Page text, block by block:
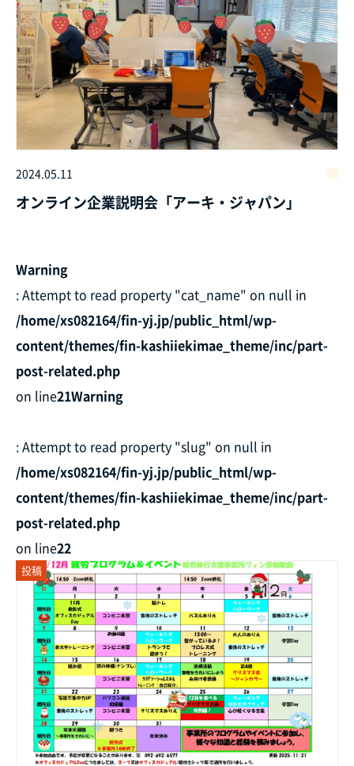
2024.05.11
オンライン企業説明会「アーキ・ジャパン」
Warning
: Attempt to read property "cat_name" on null in
/home/xs082164/fin-yj.jp/public_html/wp-
content/themes/fin-kashiiekimae_theme/inc/part-
post-related.php
on line21Warning
: Attempt to read property "slug" on null in
/home/xs082164/fin-yj.jp/public_html/wp-
content/themes/fin-kashiiekimae_theme/inc/part-
post-related.php
on line22
投稿